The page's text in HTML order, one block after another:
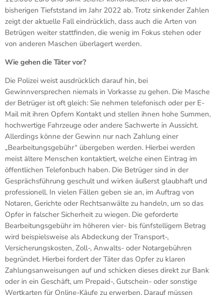
bisherigen Tiefststand im Jahr 2022 ab. Trotz sinkender Zahlen
zeigt der aktuelle Fall eindrücklich, dass auch die Arten von
Betrügen weiter stattfinden, die wenig im Fokus stehen oder
von anderen Maschen überlagert werden.
Wie gehen die Täter vor?
Die Polizei weist ausdrücklich darauf hin, bei
Gewinnversprechen niemals in Vorkasse zu gehen. Die Masche
der Betrüger ist oft gleich: Sie nehmen telefonisch oder per E-
Mail mit ihren Opfern Kontakt und stellen ihnen hohe Summen,
hochwertige Fahrzeuge oder andere Sachwerte in Aussicht.
Allerdings könne der Gewinn nur nach Zahlung einer
„Bearbeitungsgebühr“ übergeben werden. Hierbei werden
meist ältere Menschen kontaktiert, welche einen Eintrag im
öffentlichen Telefonbuch haben. Die Betrüger sind in der
Gesprächsführung geschult und wirken äußerst glaubhaft und
professionell. In vielen Fällen geben sie an, im Auftrag von
Notaren, Gerichte oder Rechtsanwälte zu handeln, um so das
Opfer in falscher Sicherheit zu wiegen. Die geforderte
Bearbeitungsgebühr im höheren vier- bis fünfstelligem Betrag
wird beispielsweise als Abdeckung der Transport-,
Versicherungskosten, Zoll-, Anwalts- oder Notargebühren
begründet. Hierbei fordert der Täter das Opfer zu klaren
Zahlungsanweisungen auf und schicken dieses direkt zur Bank
oder in ein Geschäft, um Prepaid-, Gutschein- oder sonstige
Wertkarten für Online-Käufe zu erwerben. Darauf müssen